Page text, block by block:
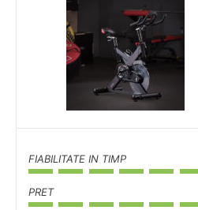
FIABILITATE IN TIMP
PRET